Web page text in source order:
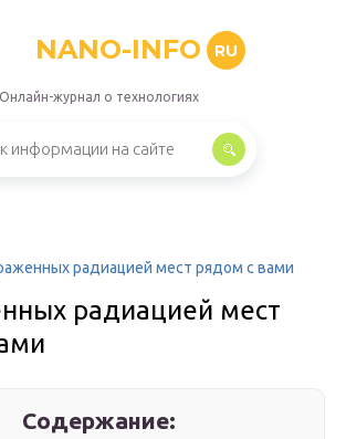
NANO-INFO RU
Онлайн-журнал о технологиях
радиацией мест рядом с вами
радиацией мест
Содержание: